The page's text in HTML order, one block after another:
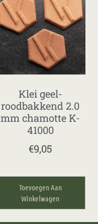
Klei geel-
roodbakkend 2.0
mm chamotte K-
41000
€9,05
Toevoegen Aan
Winkelwagen